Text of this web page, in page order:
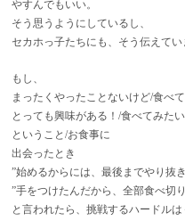
やすんでもいい。
そう思うようにしているし、
セカホっ子たちにも、そう伝えてい
もし、
まったくやったことないけど/食べ
とっても興味がある！/食べてみたい
ということ/お食事に
出会ったとき
”始めるからには、最後までやり抜
”手をつけたんだから、全部食べ切
と言われたら、挑戦するハードルは